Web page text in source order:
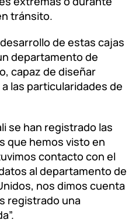
tránsito.
de estas cajas
departamento de
capaz de diseñar
las particularidades de
se han registrado las
que hemos visto en
contacto con el
al departamento de
nos dimos cuenta
registrado una